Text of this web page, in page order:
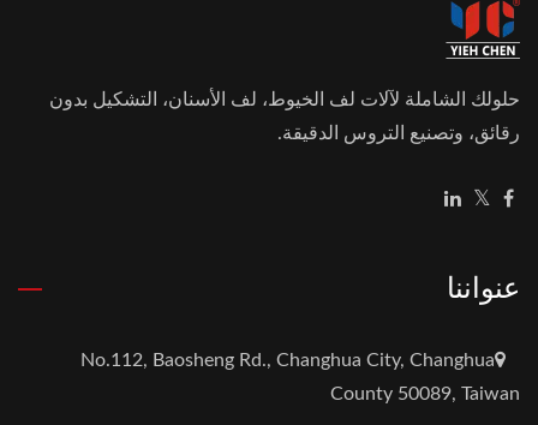
حلولك الشاملة لآلات لف الخيوط، لف الأسنان، التشكيل بدون
رقائق، وتصنيع التروس الدقيقة.
عنواننا
No.112, Baosheng Rd., Changhua City, Changhua
County 50089, Taiwan